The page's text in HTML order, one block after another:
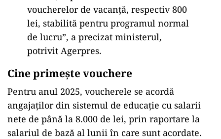
voucherelor de vacanță, respectiv 800
lei, stabilită pentru programul normal
de lucru”, a precizat ministerul,
potrivit Agerpres.
Cine primește vouchere
Pentru anul 2025, voucherele se acordă
angajaților din sistemul de educație cu salarii
nete de până la 8.000 de lei, prin raportare la
salariul de bază al lunii în care sunt acordate.